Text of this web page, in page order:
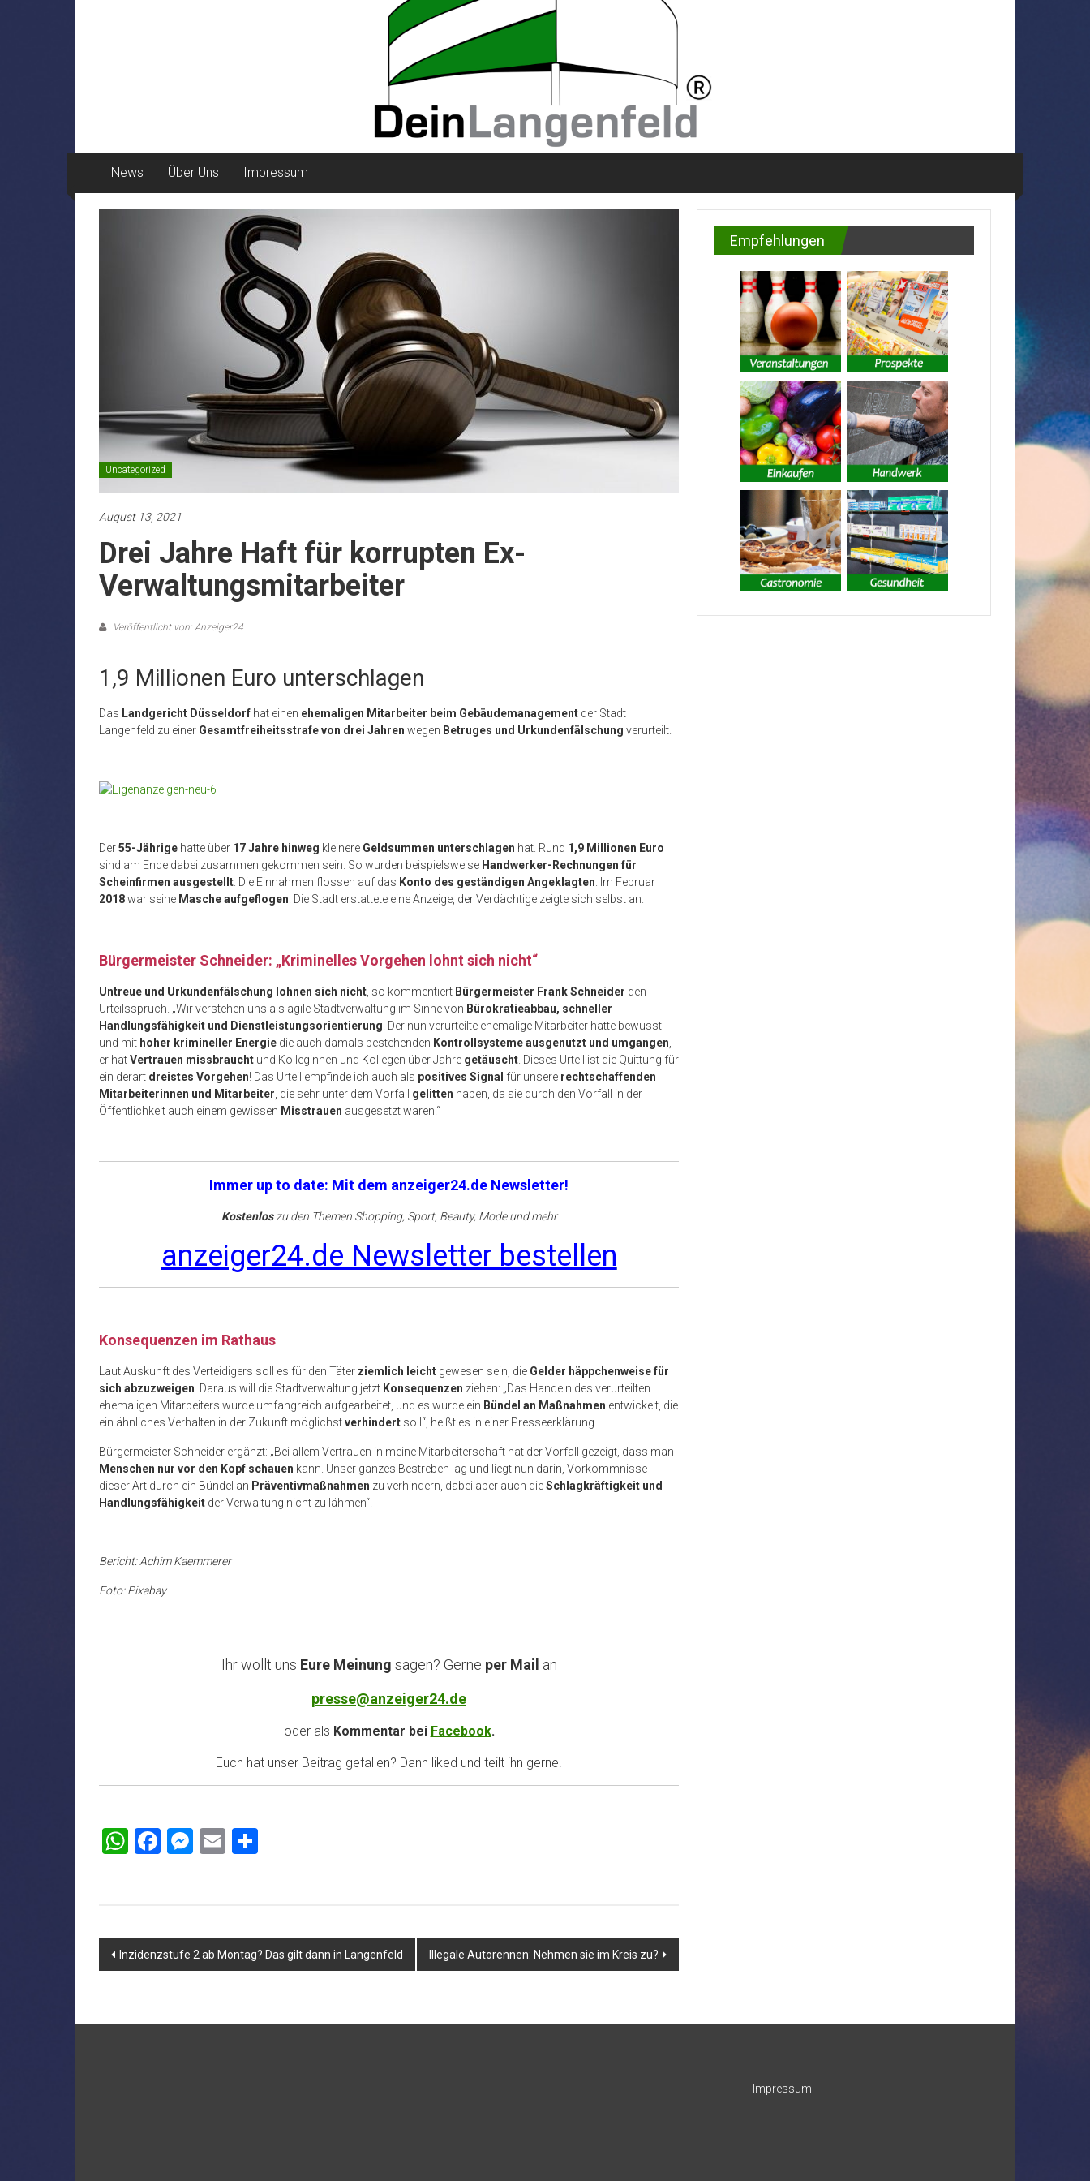
News Über Uns Impressum
Uncategorized
August 13, 2021
Drei Jahre Haft für korrupten Ex-
Verwaltungsmitarbeiter
Veröffentlicht von: Anzeiger24
1,9 Millionen Euro unterschlagen
Das Landgericht Düsseldorf hat einen ehemaligen Mitarbeiter beim Gebäudemanagement der Stadt
Langenfeld zu einer Gesamtfreiheitsstrafe von drei Jahren wegen Betruges und Urkundenfälschung verurteilt.
Der55-Jährige hatte über 17 Jahre hinweg kleinere Geldsummen unterschlagen hat. Rund 1,9 Millionen Euro
sind am Ende dabei zusammen gekommen sein. So wurden beispielsweise Handwerker-Rechnungen für
Scheinfirmen ausgestellt . Die Einnahmen flossen auf das Konto des geständigen Angeklagten . Im Februar
2018war seine Masche aufgeflogen . Die Stadt erstattete eine Anzeige, der Verdächtige zeigte sich selbst an.
Bürgermeister Schneider: „Kriminelles Vorgehen lohnt sich nicht“
Untreue und Urkundenfälschung lohnen sich nicht , so kommentiert Bürgermeister Frank Schneider den
Urteilsspruch. „Wir verstehen uns als agile Stadtverwaltung im Sinne von Bürokratieabbau, schneller
Handlungsfähigkeit und Dienstleistungsorientierung . Der nun verurteilte ehemalige Mitarbeiter hatte bewusst
und mit hoher krimineller Energie die auch damals bestehenden Kontrollsysteme ausgenutzt und umgangen
er hatVertrauen missbraucht und Kolleginnen und Kollegen über Jahre getäuscht . Dieses Urteil ist die Quittung für
ein derart dreistes Vorgehen! Das Urteil empfinde ich auch als positives Signal für unsere rechtschaffenden
Mitarbeiterinnen und Mitarbeiter , die sehr unter dem Vorfall gelitten haben, da sie durch den Vorfall in der
Öffentlichkeit auch einem gewissen Misstrauen ausgesetzt waren.“
Immer up to date: Mit dem anzeiger24.de Newsletter!
Kostenloszu den Themen Shopping, Sport, Beauty, Mode und mehr
anzeiger24.de Newsletter bestellen
Konsequenzen im Rathaus
Laut Auskunft des Verteidigers soll es für den Täter ziemlich leicht gewesen sein, die Gelder häppchenweise für
sich abzuzweigen . Daraus will die Stadtverwaltung jetzt Konsequenzen ziehen: „Das Handeln des verurteilten
ehemaligen Mitarbeiters wurde umfangreich aufgearbeitet, und es wurde ein Bündel an Maßnahmen entwickelt, die
ein ähnliches Verhalten in der Zukunft möglichstverhindert soll“, heißt es in einer Presseerklärung.
Bürgermeister Schneider ergänzt: „Bei allem Vertrauen in meine Mitarbeiterschaft hat der Vorfall gezeigt, dass man
Menschen nur vor den Kopf schauen kann. Unser ganzes Bestreben lag und liegt nun darin, Vorkommnisse
dieser Art durch ein Bündel an Präventivmaßnahmen zu verhindern, dabei aber auch dieSchlagkräftigkeit und
Handlungsfähigkeit der Verwaltung nicht zu lähmen“.
Bericht: Achim Kaemmerer
Foto: Pixabay
Ihr wollt uns Eure Meinung sagen? Gerne per Mail an
presse@anzeiger24.de
oder als Kommentar bei Facebook.
Euch hat unser Beitrag gefallen? Dann liked und teilt ihn gerne.
WhatsApp
Facebook
Messenger
Email
Beitragsnavigation
Inzidenzstufe 2 ab Montag? Das gilt dann in Langenfeld Illegale Autorennen: Nehmen sie im Kreis zu?
Empfehlungen
Impressum